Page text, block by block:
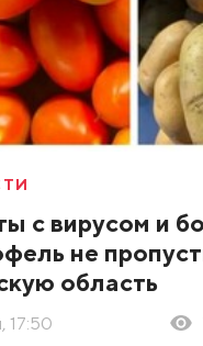
с вирусом и
не
область
17:50